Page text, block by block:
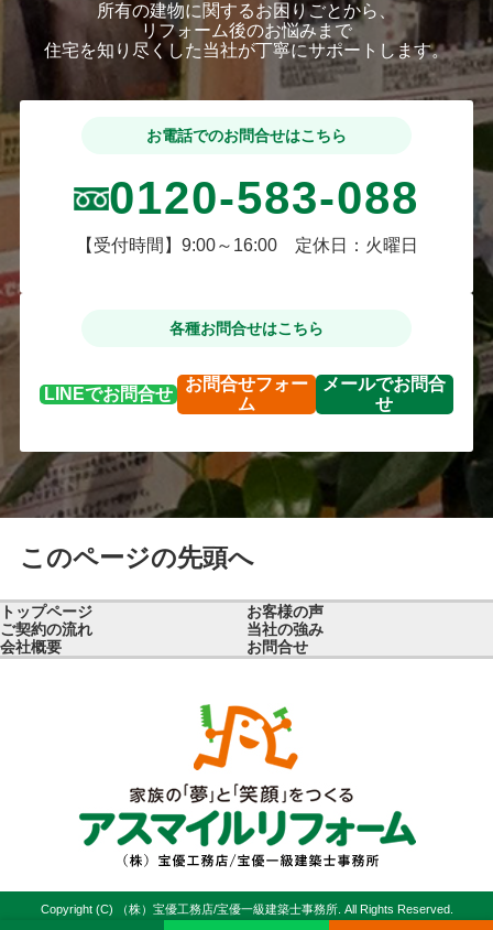
所有の建物に関するお困りごとから、
リフォーム後のお悩みまで
住宅を知り尽くした当社が丁寧にサポートします。
お電話でのお問合せはこちら
0120-583-088
【受付時間】9:00～16:00 定休日：火曜日
各種お問合せはこちら
LINEでお問合せ
お問合せフォー
ム
メールでお問合
せ
このページの先頭へ
トップページ
お客様の声
ご契約の流れ
当社の強み
会社概要
お問合せ
Copyright (C) （株）宝優工務店/宝優一級建築士事務所. All Rights Reserved.